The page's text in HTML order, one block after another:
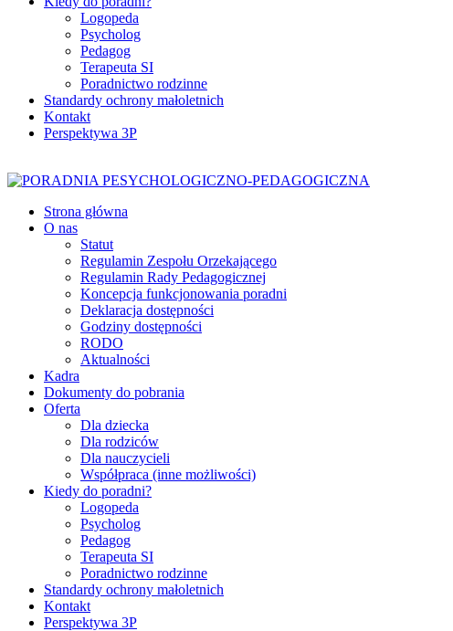
Logopeda
Psycholog
Pedagog
Terapeuta SI
Poradnictwo rodzinne
Standardy ochrony małoletnich
Kontakt
Perspektywa 3P
Strona główna
O nas
Statut
Regulamin Zespołu Orzekającego
Regulamin Rady Pedagogicznej
Koncepcja funkcjonowania poradni
Deklaracja dostępności
Godziny dostępności
RODO
Aktualności
Kadra
Dokumenty do pobrania
Oferta
Dla dziecka
Dla rodziców
Dla nauczycieli
Współpraca (inne możliwości)
Kiedy do poradni?
Logopeda
Psycholog
Pedagog
Terapeuta SI
Poradnictwo rodzinne
Standardy ochrony małoletnich
Kontakt
Perspektywa 3P